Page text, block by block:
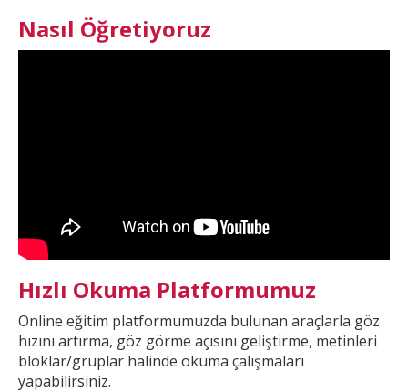
Nasıl Öğretiyoruz
Hızlı Okuma Platformumuz
Online eğitim platformumuzda bulunan araçlarla göz
hızını artırma, göz görme açısını geliştirme, metinleri
bloklar/gruplar halinde okuma çalışmaları
yapabilirsiniz.